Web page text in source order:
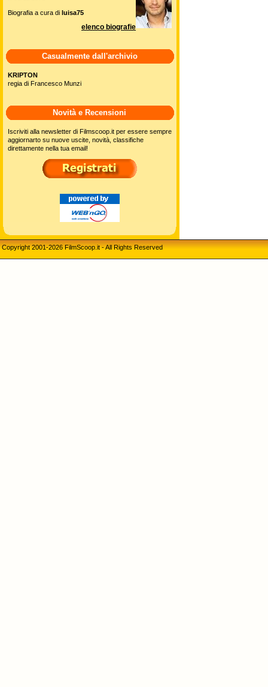
Biografia a cura di luisa75
elenco biografie
Casualmente dall'archivio
KRIPTON
regia di Francesco Munzi
Novità e Recensioni
Iscriviti alla newsletter di Filmscoop.it per essere sempre
aggiornarto su nuove uscite, novità, classifiche
direttamente nella tua email!
Copyright 2001-2026 FilmScoop.it - All Rights Reserved